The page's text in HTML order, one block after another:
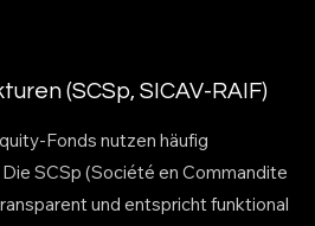
(SCSp, SICAV-RAIF)
Fonds nutzen häufig
SCSp (Société en Commandite
und entspricht funktional